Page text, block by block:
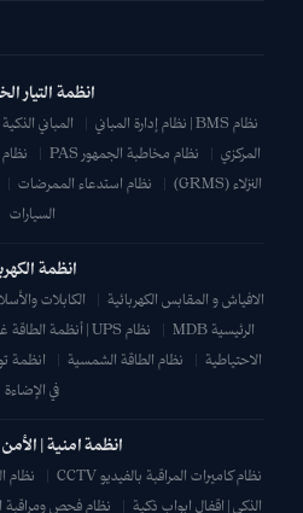
انظمة التيار
نظام BMS | نظام إدارة المباني | المباني الذكية
المركزي | نظام مخاطبة الجمهور PAS |
النزلاء (GRMS)
| نظام استدعاء الممرضات |
السيارات
انظمة
الافياش و المقابس الكهربائية | الكابلات
الرئيسية MDB
| نظام UPS | أنظمة الطاقة غير المنقطعة
الاحتياطية | نظام الطاقة الشمسية | انظمة
في الإضاءة
انظمة امنية |
نظام كاميرات المراقبة بالفيديو CCTV | نظام
الذكي | اقفال ابواب ذكية | نظام فحص ومراقبة